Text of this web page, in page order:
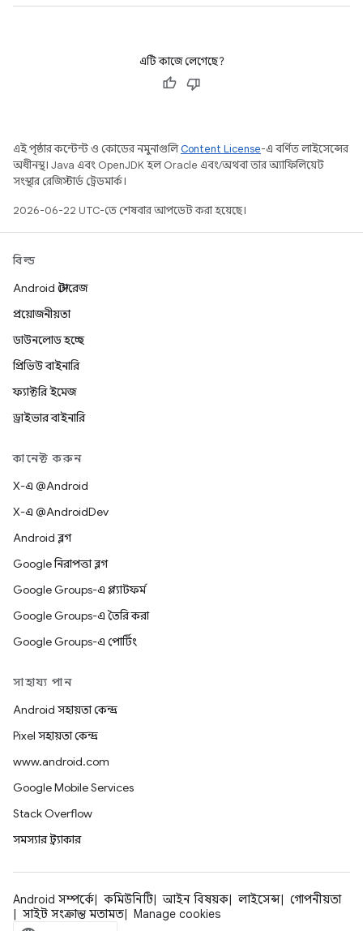
এটি কাজে লেগেছে?
এই পৃষ্ঠার কন্টেন্ট ও কোডের নমুনাগুলিContent License-এ বর্ণিত লাইসেন্সের
অধীনস্থ। Java এবং OpenJDK হল Oracle এবং/অথবা তার অ্যাফিলিয়েট
সংস্থার রেজিস্টার্ড ট্রেডমার্ক।
2026-06-22 UTC-তে শেষবার আপডেট করা হয়েছে।
বিল্ড
Android স্টোরেজ
প্রয়োজনীয়তা
ডাউনলোড হচ্ছে
প্রিভিউ বাইনারি
ফ্যাক্টরি ইমেজ
ড্রাইভার বাইনারি
কানেক্ট করুন
X-এ @Android
X-এ @AndroidDev
Android ব্লগ
Google নিরাপত্তা ব্লগ
Google Groups-এ প্ল্যাটফর্ম
Google Groups-এ তৈরি করা
Google Groups-এ পোর্টিং
সাহায্য পান
Android সহায়তা কেন্দ্র
Pixel সহায়তা কেন্দ্র
www.android.com
Google Mobile Services
Stack Overflow
সমস্যার ট্র্যাকার
Android সম্পর্কে কমিউনিটি আইন বিষয়ক লাইসেন্স
গোপনীয়তা
সাইট সংক্রান্ত মতামত
Manage cookies